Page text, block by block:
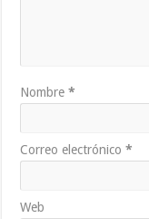
Nombre*
Correo electrónico*
Web